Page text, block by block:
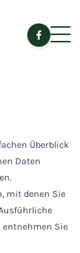
Überblick
Daten
mit denen Sie
Sie